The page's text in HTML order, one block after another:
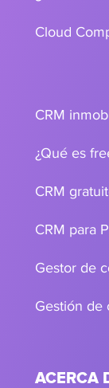
Cloud
CRM
¿Qué es
CRM
CRM para
Gestor de
Gestión de
ACERCA